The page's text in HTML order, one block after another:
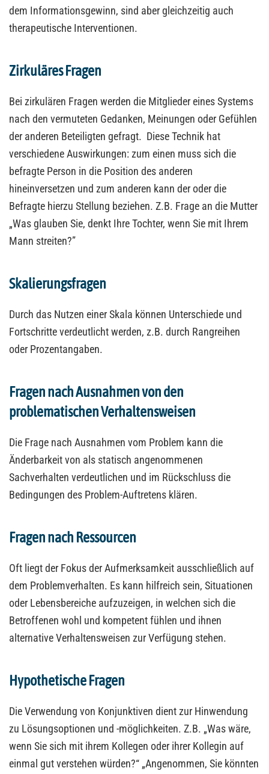
dem Informationsgewinn, sind aber gleichzeitig auch
therapeutische Interventionen.
Zirkuläres Fragen
Bei zirkulären Fragen werden die Mitglieder eines Systems
nach den vermuteten Gedanken, Meinungen oder Gefühlen
der anderen Beteiligten gefragt. Diese Technik hat
verschiedene Auswirkungen: zum einen muss sich die
befragte Person in die Position des anderen
hineinversetzen und zum anderen kann der oder die
Befragte hierzu Stellung beziehen. Z.B. Frage an die Mutter
„Was glauben Sie, denkt Ihre Tochter, wenn Sie mit Ihrem
Mann streiten?”
Skalierungsfragen
Durch das Nutzen einer Skala können Unterschiede und
Fortschritte verdeutlicht werden, z.B. durch Rangreihen
oder Prozentangaben.
Fragen nach Ausnahmen von den
problematischen Verhaltensweisen
Die Frage nach Ausnahmen vom Problem kann die
Änderbarkeit von als statisch angenommenen
Sachverhalten verdeutlichen und im Rückschluss die
Bedingungen des Problem-Auftretens klären.
Fragen nach Ressourcen
Oft liegt der Fokus der Aufmerksamkeit ausschließlich auf
dem Problemverhalten. Es kann hilfreich sein, Situationen
oder Lebensbereiche aufzuzeigen, in welchen sich die
Betroffenen wohl und kompetent fühlen und ihnen
alternative Verhaltensweisen zur Verfügung stehen.
Hypothetische Fragen
Die Verwendung von Konjunktiven dient zur Hinwendung
zu Lösungsoptionen und -möglichkeiten. Z.B. „Was wäre,
wenn Sie sich mit ihrem Kollegen oder ihrer Kollegin auf
einmal gut verstehen würden?“ „Angenommen, Sie könnten